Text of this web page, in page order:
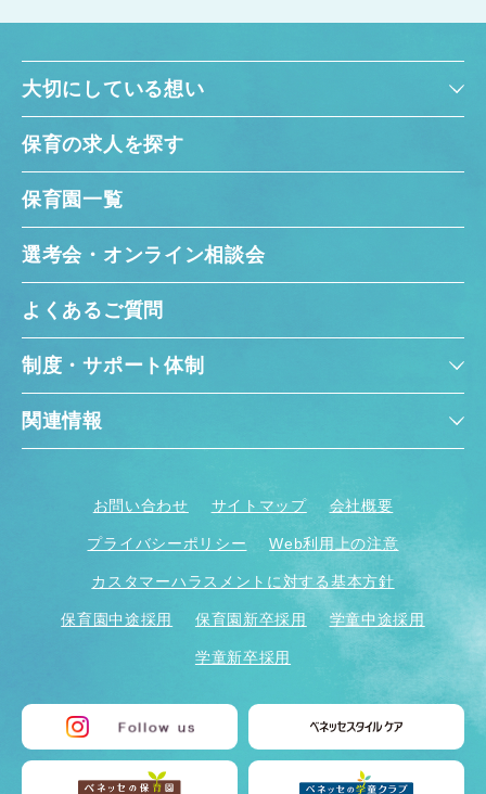
大切にしている想い
保育の求人を探す
保育園一覧
選考会・オンライン相談会
よくあるご質問
制度・サポート体制
関連情報
お問い合わせ サイトマップ 会社概要
プライバシーポリシー Web利用上の注意
カスタマーハラスメントに対する基本方針
保育園中途採用 保育園新卒採用 学童中途採用
学童新卒採用